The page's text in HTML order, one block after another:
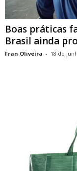
Boas práticas
Brasil ainda
Fran Oliveira - 18 de